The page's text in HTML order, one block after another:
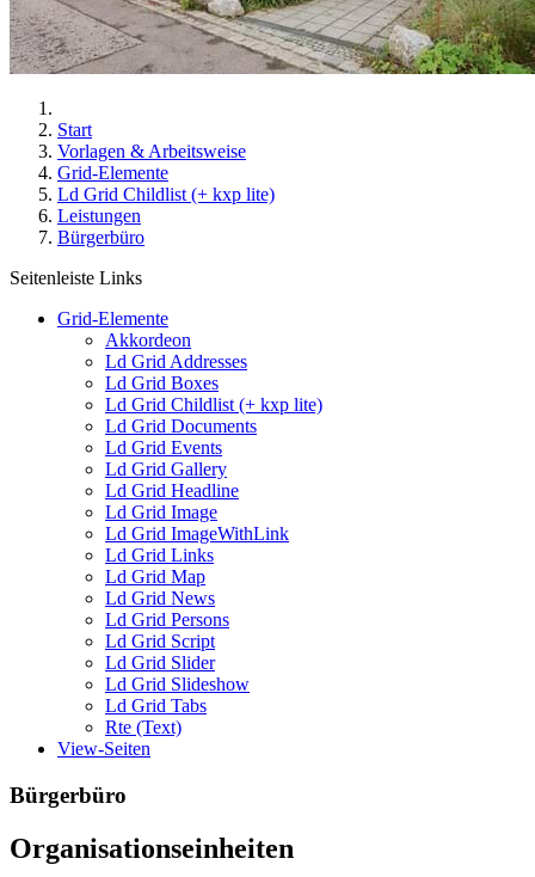
Start
Vorlagen & Arbeitsweise
Grid-Elemente
Ld Grid Childlist (+ kxp lite)
Leistungen
Bürgerbüro
Seitenleiste Links
Grid-Elemente
Akkordeon
Ld Grid Addresses
Ld Grid Boxes
Ld Grid Childlist (+ kxp lite)
Ld Grid Documents
Ld Grid Events
Ld Grid Gallery
Ld Grid Headline
Ld Grid Image
Ld Grid ImageWithLink
Ld Grid Links
Ld Grid Map
Ld Grid News
Ld Grid Persons
Ld Grid Script
Ld Grid Slider
Ld Grid Slideshow
Ld Grid Tabs
Rte (Text)
View-Seiten
Bürgerbüro
Organisationseinheiten